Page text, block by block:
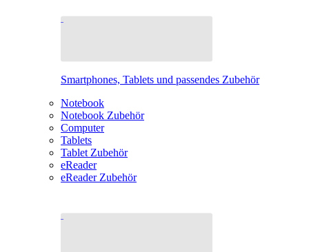
Smartphones, Tablets und passendes Zubehör
Notebook
Notebook Zubehör
Computer
Tablets
Tablet Zubehör
eReader
eReader Zubehör